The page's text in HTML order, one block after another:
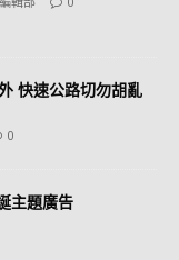
快速公路切勿胡亂
0
主題廣告